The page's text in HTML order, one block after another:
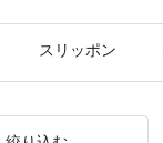
スリッポン